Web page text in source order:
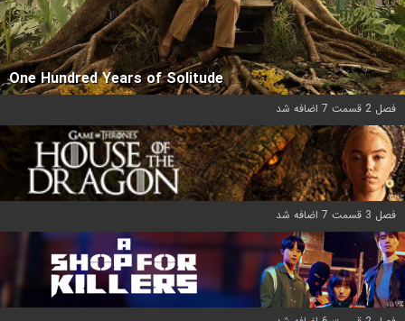
One Hundred Years of Solitude
فصل 2 قسمت 7 اضافه شد
فصل 3 قسمت 7 اضافه شد